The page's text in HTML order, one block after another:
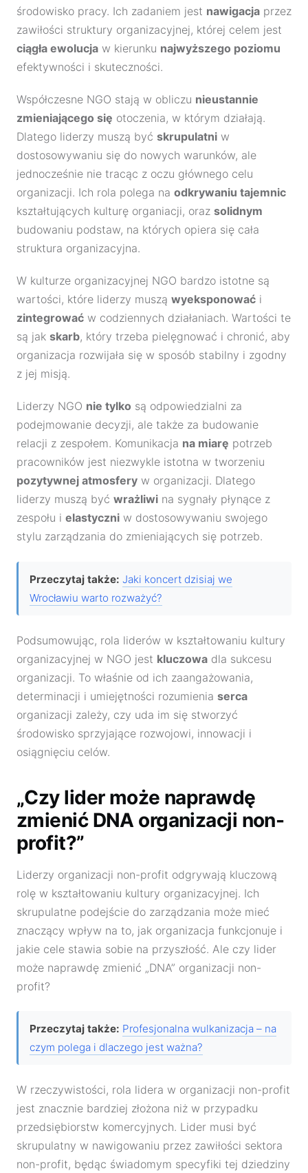
środowisko pracy. Ich zadaniem jest nawigacja przez
zawiłości struktury organizacyjnej, której celem jest
ciągła ewolucja w kierunku najwyższego poziomu
efektywności i skuteczności.
Współczesne NGO stają w obliczu nieustannie
zmieniającego się otoczenia, w którym działają.
Dlatego liderzy muszą być skrupulatni w
dostosowywaniu się do nowych warunków, ale
jednocześnie nie tracąc z oczu głównego celu
organizacji. Ich rola polega na odkrywaniu tajemnic
kształtujących kulturę organiacji, oraz solidnym
budowaniu podstaw, na których opiera się cała
struktura organizacyjna.
W kulturze organizacyjnej NGO bardzo istotne są
wartości, które liderzy muszą wyeksponować i
zintegrować w codziennych działaniach. Wartości te
są jak skarb, który trzeba pielęgnować i chronić, aby
organizacja rozwijała się w sposób stabilny i zgodny
z jej misją.
Liderzy NGO nie tylko są odpowiedzialni za
podejmowanie decyzji, ale także za budowanie
relacji z zespołem. Komunikacja na miarę potrzeb
pracowników jest niezwykle istotna w tworzeniu
pozytywnej atmosfery w organizacji. Dlatego
liderzy muszą być wrażliwi na sygnały płynące z
zespołu i elastyczni w dostosowywaniu swojego
stylu zarządzania do zmieniających się potrzeb.
Przeczytaj także: Jaki koncert dzisiaj we
Wrocławiu warto rozważyć?
Podsumowując, rola liderów w kształtowaniu kultury
organizacyjnej w NGO jest kluczowa dla sukcesu
organizacji. To właśnie od ich zaangażowania,
determinacji i umiejętności rozumienia serca
organizacji zależy, czy uda im się stworzyć
środowisko sprzyjające rozwojowi, innowacji i
osiągnięciu celów.
„Czy lider może naprawdę
zmienić DNA organizacji non-
profit?”
Liderzy organizacji non-profit odgrywają kluczową
rolę w kształtowaniu kultury organizacyjnej. Ich
skrupulatne podejście do zarządzania może mieć
znaczący wpływ na to, jak organizacja funkcjonuje i
jakie cele stawia sobie na przyszłość. Ale czy lider
może naprawdę zmienić „DNA” organizacji non-
profit?
Przeczytaj także: Profesjonalna wulkanizacja – na
czym polega i dlaczego jest ważna?
W rzeczywistości, rola lidera w organizacji non-profit
jest znacznie bardziej złożona niż w przypadku
przedsiębiorstw komercyjnych. Lider musi być
skrupulatny w nawigowaniu przez zawiłości sektora
non-profit, będąc świadomym specyfiki tej dziedziny